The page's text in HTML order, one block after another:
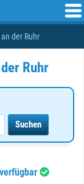
der Ruhr
Ruhr